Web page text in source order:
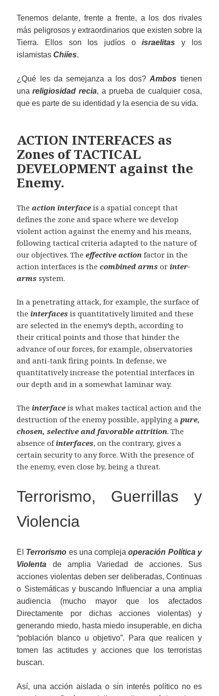
Tenemos delante, frente a frente, a los dos rivales
más peligrosos y extraordinarios que existen sobre la
Tierra. Ellos son los judíos oisraelitas y los
islamistasChiíes.
¿Qué les da semejanza a los dos?Ambos tienen
unareligiosidad recia, a prueba de cualquier cosa,
que es parte de su identidad y la esencia de su vida.
ACTION INTERFACES as
Zones of TACTICAL
DEVELOPMENT against the
Enemy.
Theaction interface is a spatial concept that
defines the zone and space where we develop
violent action against the enemy and his means,
following tactical criteria adapted to the nature of
our objectives. Theeffective action factor in the
action interfaces is thecombined arms or inter-
arms system.
In a penetrating attack, for example, the surface of
the interfaces is quantitatively limited and these
are selected in the enemy’s depth, according to
their critical points and those that hinder the
advance of our forces, for example, observatories
and anti-tank firing points. In defense, we
quantitatively increase the potential interfaces in
our depth and in a somewhat laminar way.
The interface is what makes tactical action and the
destruction of the enemy possible, applying apure,
chosen, selective and favorable attrition. The
absence ofinterfaces, on the contrary, gives a
certain security to any force. With the presence of
the enemy, even close by, being a threat.
Terrorismo, Guerrillas y
Violencia
El Terrorismo es una complejaoperación Política y
Violenta de amplia Variedad de acciones. Sus
acciones violentas deben ser deliberadas, Continuas
o Sistemáticas y buscando Influenciar a una amplia
audiencia (mucho mayor que los afectados
Directamente por dichas acciones violentas) y
generando miedo, hasta miedo insuperable, en dicha
“población blanco u objetivo”. Para que realicen y
tomen las actitudes y acciones que los terroristas
buscan.
Así, una acción aislada o sin interés político no es